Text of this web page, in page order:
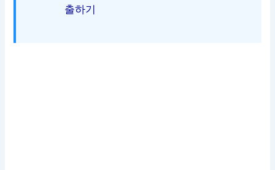
출하기